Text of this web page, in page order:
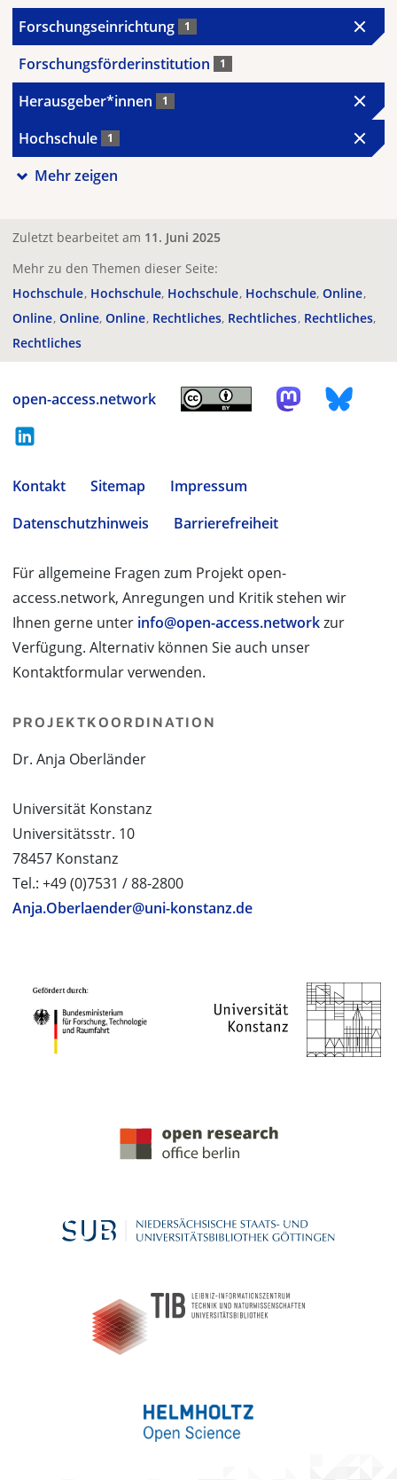
Forschungseinrichtung 1
Forschungsförderinstitution 1
Herausgeber*innen 1
Hochschule 1
Mehr zeigen
Zuletzt bearbeitet am 11. Juni 2025
Mehr zu den Themen dieser Seite:
Hochschule Hochschule Hochschule Hochschule Online
Online Online Online Rechtliches Rechtliches Rechtliches
Rechtliches
open-access.network
Kontakt Sitemap
Impressum
Datenschutzhinweis
Barrierefreiheit
Für allgemeine Fragen zum Projekt open-
access.network, Anregungen und Kritik stehen wir
Ihnen gerne unter info@open-access.networkzur
Verfügung. Alternativ können Sie auch unser
Kontaktformular verwenden.
PROJEKTKOORDINATION
Dr. Anja Oberländer
Universität Konstanz
Universitätsstr. 10
78457 Konstanz
Tel.: +49 (0)7531 / 88-2800
Anja.Oberlaender@uni-konstanz.de